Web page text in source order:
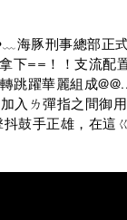
豚刑事總部正
下==！！支流配
跳躍華麗組成
入ㄌ彈指之間御
鼓手正雄，在這